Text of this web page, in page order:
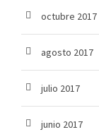
octubre 2017
agosto 2017
julio 2017
junio 2017